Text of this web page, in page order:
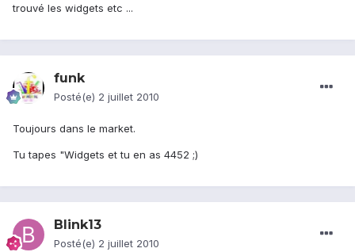
trouvé les widgets etc ...
funk
Posté(e) 2 juillet 2010
Toujours dans le market.
Tu tapes "Widgets et tu en as 4452 ;)
Blink13
Posté(e) 2 juillet 2010